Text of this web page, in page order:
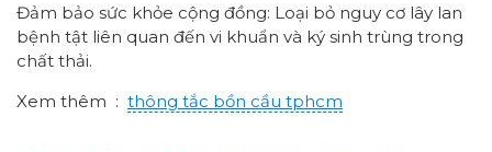
Đảm bảo sức khỏe cộng đồng: Loại bỏ nguy cơ lây lan
bệnh tật liên quan đến vi khuẩn và ký sinh trùng trong
chất thải.
Xem thêm : thông tắc bồn cầu tphcm